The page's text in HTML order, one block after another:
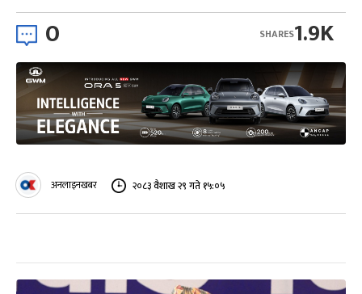
0 1.9K
SHARES
अनलाइनखबर २०८३ वैशाख २९ गते १५:०५